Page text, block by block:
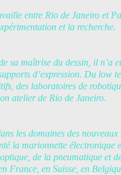
entre Rio de Janeiro et
et la recherche.
sa maîtrise du dessin, il n’a
d’expression. Du low
des laboratoires de
atelier de Rio de Janeiro.
les domaines des
la marionnette électronique
de la pneumatique et
France, en Suisse, en